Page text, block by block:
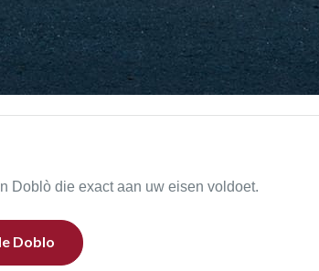
Doblò die exact aan uw eisen voldoet.
Doblo